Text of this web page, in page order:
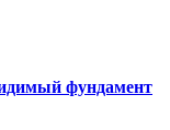
фундамент